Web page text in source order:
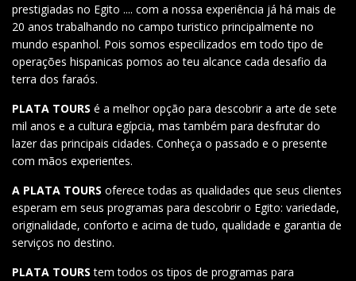
prestigiadas no Egito .... com a nossa experiência já há mais de
20 anos trabalhando no campo turistico principalmente no
mundo espanhol. Pois somos especilizados em todo tipo de
operações hispanicas pomos ao teu alcance cada desafio da
terra dos faraós.
PLATA TOURS é a melhor opção para descobrir a arte de sete
mil anos e a cultura egípcia, mas também para desfrutar do
lazer das principais cidades. Conheça o passado e o presente
com mãos experientes.
A PLATA TOURS oferece todas as qualidades que seus clientes
esperam em seus programas para descobrir o Egito: variedade,
originalidade, conforto e acima de tudo, qualidade e garantia de
serviços no destino.
PLATA TOURS tem todos os tipos de programas para